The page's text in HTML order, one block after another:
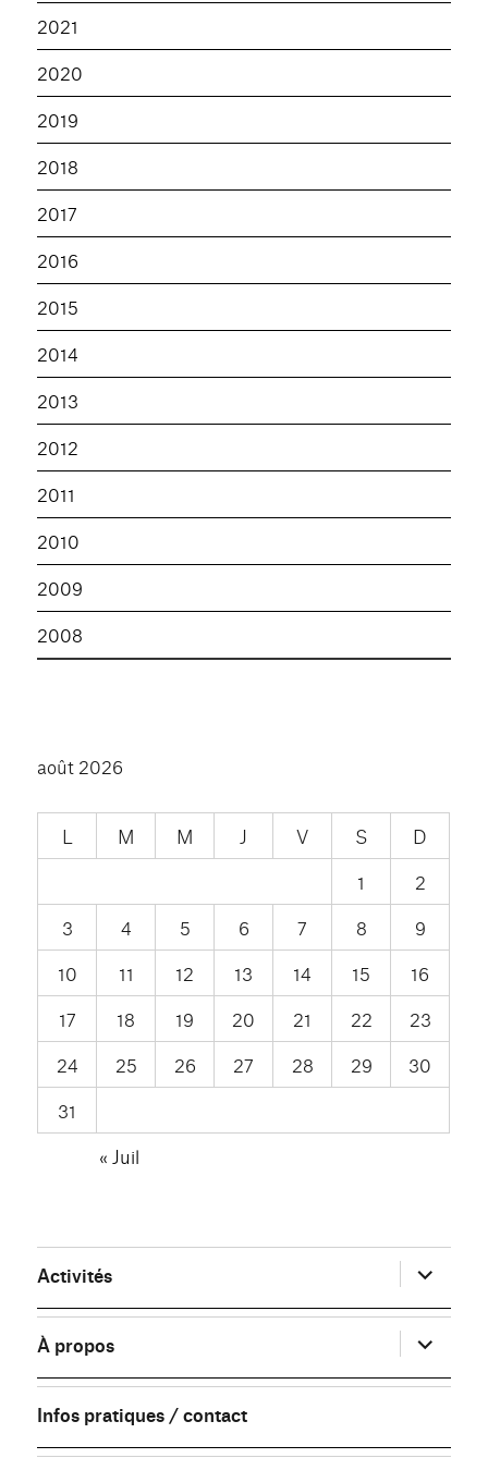
2021
2020
2019
2018
2017
2016
2015
2014
2013
2012
2011
2010
2009
2008
août 2026
L M M J V S
D
1
2
3
4 5 6 7 8
9
10
11 12 13 14 15
16
17
18 19 20 21 22
23
24
25 26 27 28 29
30
31
« Juil
Activités ouvrir
le
sous-
menu
À propos
ouvrir
le
sous-
menu
Infos pratiques / contact